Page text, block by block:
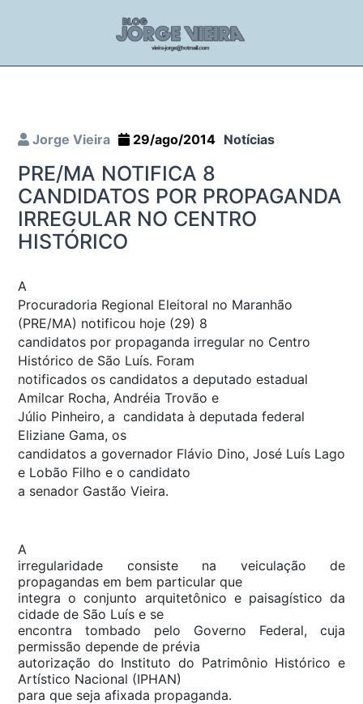
Jorge Vieira 29/ago/2014 Notícias
PRE/MA NOTIFICA 8
CANDIDATOS POR PROPAGANDA
IRREGULAR NO CENTRO
HISTÓRICO
A
Procuradoria Regional Eleitoral no Maranhão
(PRE/MA) notificou hoje (29) 8
candidatos por propaganda irregular no Centro
Histórico de São Luís. Foram
notificados os candidatos a deputado estadual
Amilcar Rocha, Andréia Trovão e
Júlio Pinheiro, a candidata à deputada federal
Eliziane Gama, os
candidatos a governador Flávio Dino, José Luís Lago
e Lobão Filho e o candidato
a senador Gastão Vieira.
A
irregularidade consiste na veiculação de
propagandas em bem particular que
integra o conjunto arquitetônico e paisagístico da
cidade de São Luís e se
encontra tombado pelo Governo Federal, cuja
permissão depende de prévia
autorização do Instituto do Patrimônio Histórico e
Artístico Nacional (IPHAN)
para que seja afixada propaganda.